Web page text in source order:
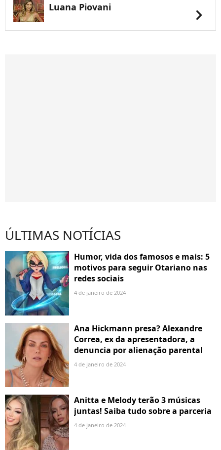
Luana Piovani chevron_right
ÚLTIMAS NOTÍCIAS
Humor, vida dos famosos e mais: 5
motivos para seguir Otariano nas
redes sociais
4 de janeiro de 2024
Ana Hickmann presa? Alexandre
Correa, ex da apresentadora, a
denuncia por alienação parental
4 de janeiro de 2024
Anitta e Melody terão 3 músicas
juntas! Saiba tudo sobre a parceria
4 de janeiro de 2024